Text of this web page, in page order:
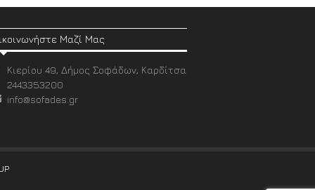
Μαζί Μας
Κιερίου 49, Δήμος Σοφάδων, Καρδίτσα
2443353200
info@sofades.gr